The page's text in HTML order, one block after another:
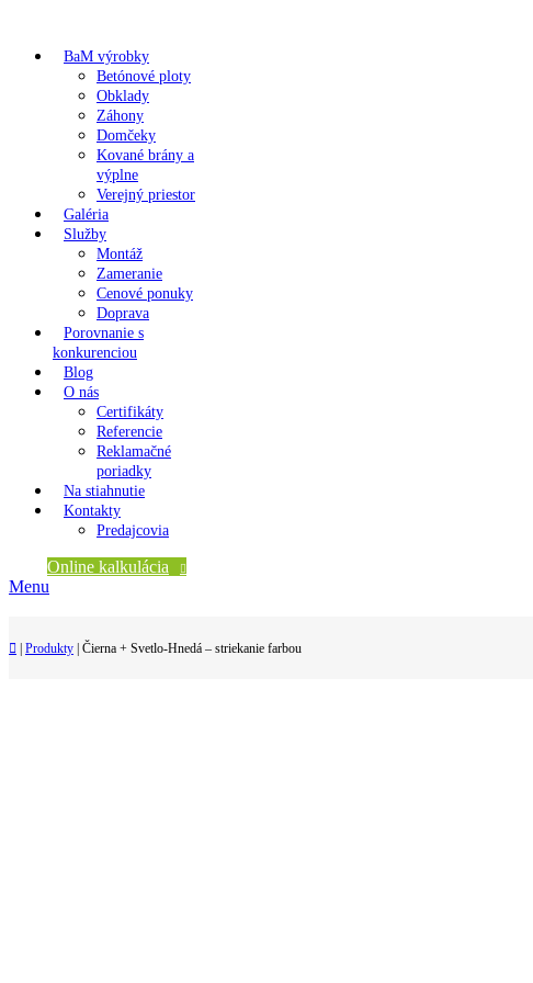
BaM výrobky
Betónové ploty
Obklady
Záhony
Domčeky
Kované brány a
výplne
Verejný priestor
Galéria
Služby
Montáž
Zameranie
Cenové ponuky
Doprava
Porovnanie s
konkurenciou
Blog
O nás
Certifikáty
Referencie
Reklamačné
poriadky
Na stiahnutie
Kontakty
Predajcovia
Online kalkulácia
Menu
Produkty Čierna + Svetlo-Hnedá – striekanie farbou